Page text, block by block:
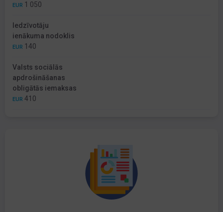
EUR 1 050
Iedzīvotāju
ienākuma nodoklis
EUR 140
Valsts sociālās
apdrošināšanas
obligātās iemaksas
EUR 410